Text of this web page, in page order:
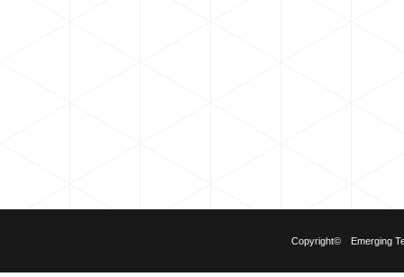
Copyright© Emerging